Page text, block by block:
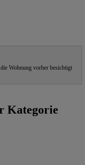
Wohnung vorher besichtigt
Kategorie